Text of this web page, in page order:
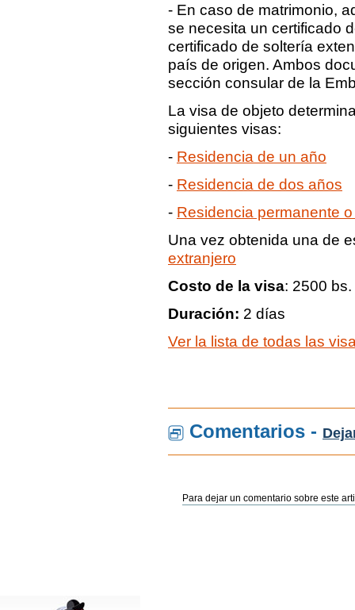
- En caso de matrimonio,
se necesita un certificado
certificado de soltería
país de origen. Ambos
sección consular de la
La visa de objeto
siguientes visas:
- Residencia de un año
- Residencia de dos años
- Residencia permanente
Una vez obtenida una de
extranjero
Costo de la visa: 2500
Duración: 2 días
Ver la lista de todas las
Comentarios -
Para dejar un comentario sobre este